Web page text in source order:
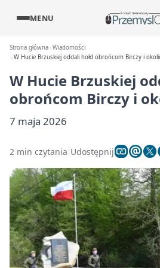
MENU
Strona główna Wiadomości
W Hucie Brzuskiej oddali hołd obrońcom Birczy i
W Hucie Brzuskiej
obrońcom Birczy i
7 maja 2026
2 min czytania Udostępnij